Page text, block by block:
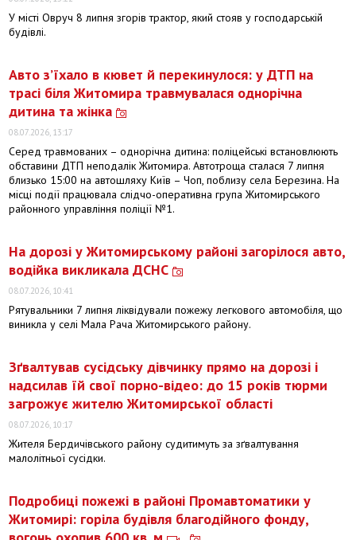
У місті Овруч 8 липня згорів трактор, який стояв у господарській
будівлі.
Авто з’їхало в кювет й перекинулося: у ДТП на
трасі біля Житомира травмувалася однорічна
дитина та жінка
08.07.2026, 13:17
Серед травмованих – однорічна дитина: поліцейські встановлюють
обставини ДТП неподалік Житомира. Автотроща сталася 7 липня
близько 15:00 на автошляху Київ – Чоп, поблизу села Березина. На
місці події працювала слідчо-оперативна група Житомирського
районного управління поліції №1.
На дорозі у Житомирському районі загорілося авто,
водійка викликала ДСНС
08.07.2026, 10:41
Рятувальники 7 липня ліквідували пожежу легкового автомобіля, що
виникла у селі Мала Рача Житомирського району.
Зґвалтував сусідську дівчинку прямо на дорозі і
надсилав їй свої порно-відео: до 15 років тюрми
загрожує жителю Житомирської області
08.07.2026, 10:17
Жителя Бердичівського району судитимуть за зґвалтування
малолітньої сусідки.
Подробиці пожежі в районі Промавтоматики у
Житомирі: горіла будівля благодійного фонду,